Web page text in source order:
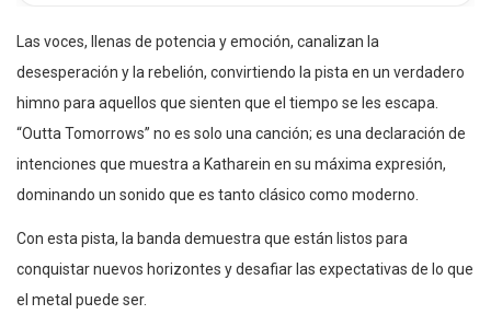
Las voces, llenas de potencia y emoción, canalizan la
desesperación y la rebelión, convirtiendo la pista en un verdadero
himno para aquellos que sienten que el tiempo se les escapa.
“Outta Tomorrows” no es solo una canción; es una declaración de
intenciones que muestra a Katharein en su máxima expresión,
dominando un sonido que es tanto clásico como moderno.
Con esta pista, la banda demuestra que están listos para
conquistar nuevos horizontes y desafiar las expectativas de lo que
el metal puede ser.